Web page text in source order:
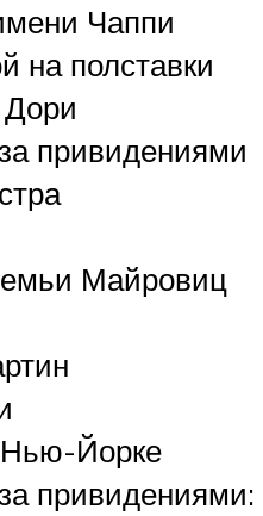
Чаппи
на полставки
привидениями
Майровиц
Йорке
привидениями: